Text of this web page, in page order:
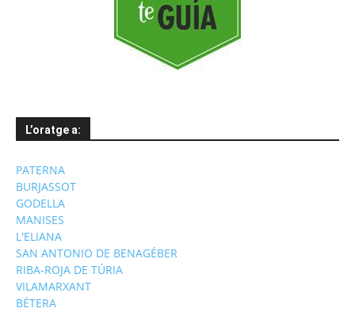
L’oratge a:
PATERNA
BURJASSOT
GODELLA
MANISES
L'ELIANA
SAN ANTONIO DE BENAGÉBER
RIBA-ROJA DE TÚRIA
VILAMARXANT
BÉTERA